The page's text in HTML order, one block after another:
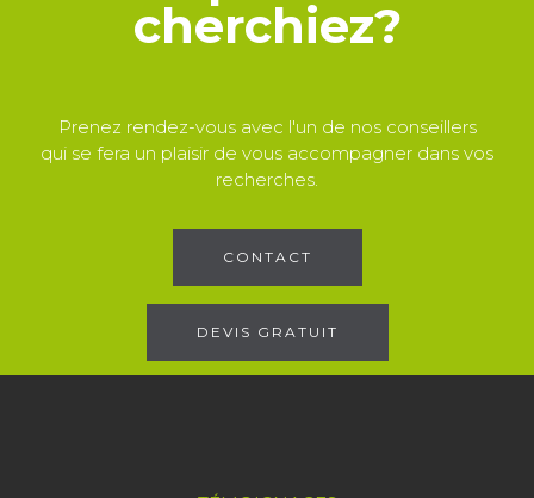
cherchiez?
Prenez rendez-vous avec l'un de nos conseillers
qui se fera un plaisir de vous accompagner dans vos
recherches.
CONTACT
DEVIS GRATUIT